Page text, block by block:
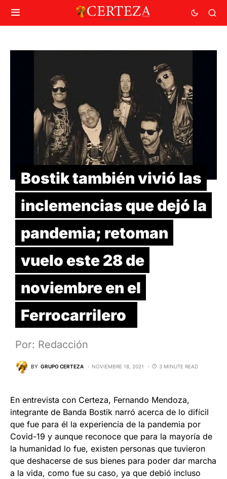
Bostik también vivió las
inclemencias que dejó la
pandemia; retoman
vuelo este 28 de
noviembre en el
Ferrocarrilero
Por: Redacción
BY GRUPO CERTEZA NOVIEMBRE 18, 2021 3 MINUTE READ
En entrevista con Certeza, Fernando Mendoza,
integrante de Banda Bostik narró acerca de lo difícil
que fue para él la experiencia de la pandemia por
Covid-19 y aunque reconoce que para la mayoría de
la humanidad lo fue, existen personas que tuvieron
que deshacerse de sus bienes para poder dar marcha
a la vida, como fue su caso, ya que debió incluso